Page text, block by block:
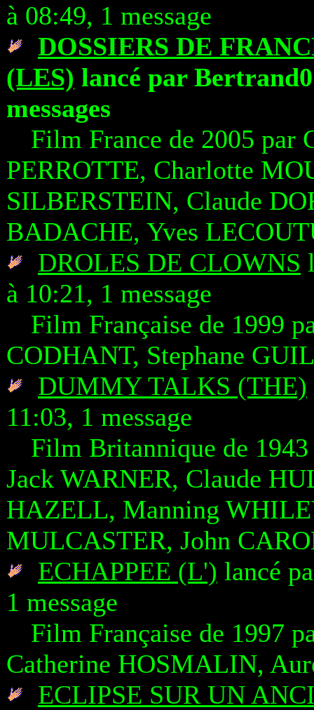
à 08:49, 1 message
DOSSIERS DE
(LES) lancé par
messages
Film France de 2005 par
PERROTTE, Charlotte
SILBERSTEIN, Claude
BADACHE, Yves
DROLES DE CLOWNS
à 10:21, 1 message
Film Française de 1999
CODHANT, Stephane
DUMMY TALKS (THE)
11:03, 1 message
Film Britannique de
Jack WARNER, Claude
HAZELL, Manning
MULCASTER, John
ECHAPPEE (L') lancé
1 message
Film Française de 1997
Catherine HOSMALIN,
ECLIPSE SUR UN